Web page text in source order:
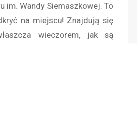
im. Wandy Siemaszkowej. To
na miejscu! Znajdują się
wieczorem, jak są